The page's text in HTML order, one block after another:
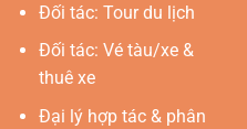
Đối tác: Tour du lịch
Đối tác: Vé tàu/xe &
thuê xe
Đại lý hợp tác & phân